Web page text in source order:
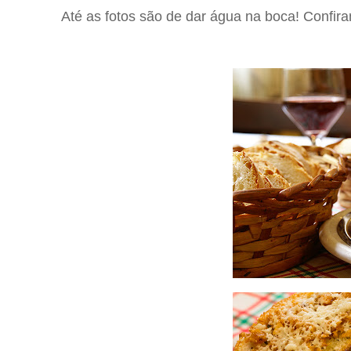
Até as fotos são de dar água na boca!